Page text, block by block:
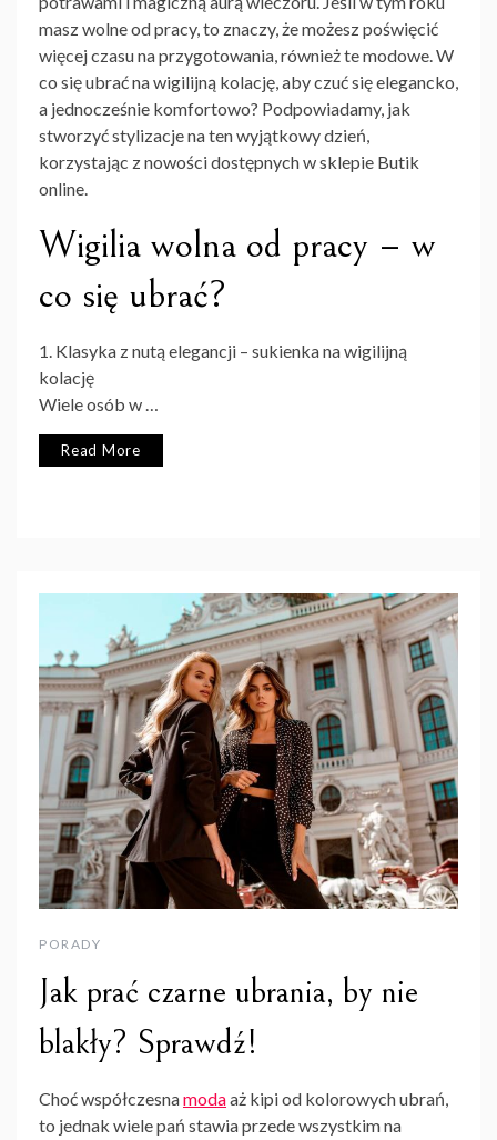
masz wolne od pracy, to znaczy, że możesz poświęcić
więcej czasu na przygotowania, również te modowe. W
co się ubrać na wigilijną kolację, aby czuć się elegancko,
a jednocześnie komfortowo? Podpowiadamy, jak
stworzyć stylizacje na ten wyjątkowy dzień,
korzystając z nowości dostępnych w sklepie Butik
online.
Wigilia wolna od pracy – w
co się ubrać?
1. Klasyka z nutą elegancji – sukienka na wigilijną
kolację
Wiele osób w …
Read More
PORADY
Jak prać czarne ubrania, by nie
blakły? Sprawdź!
Choć współczesnamodaaż kipi od kolorowych ubrań,
to jednak wiele pań stawia przede wszystkim na